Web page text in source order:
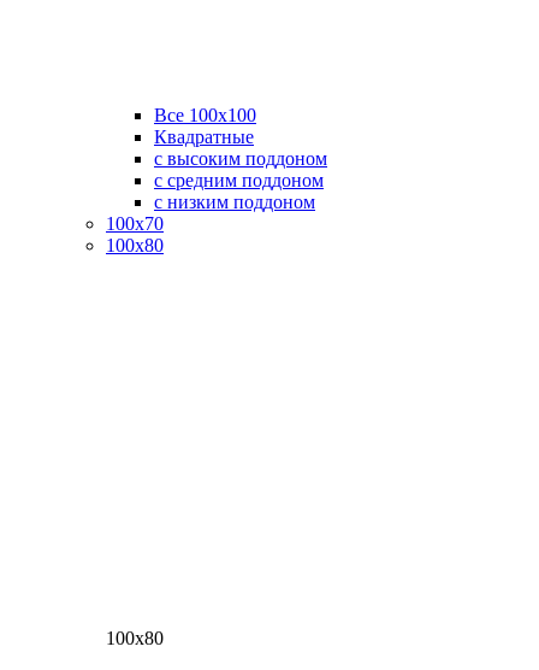
Все 100х100
Квадратные
с высоким поддоном
с средним поддоном
с низким поддоном
100х70
100х80
100х80